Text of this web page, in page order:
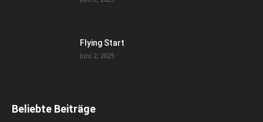
Flying Start
Juni 2, 2025
Beliebte Beiträge